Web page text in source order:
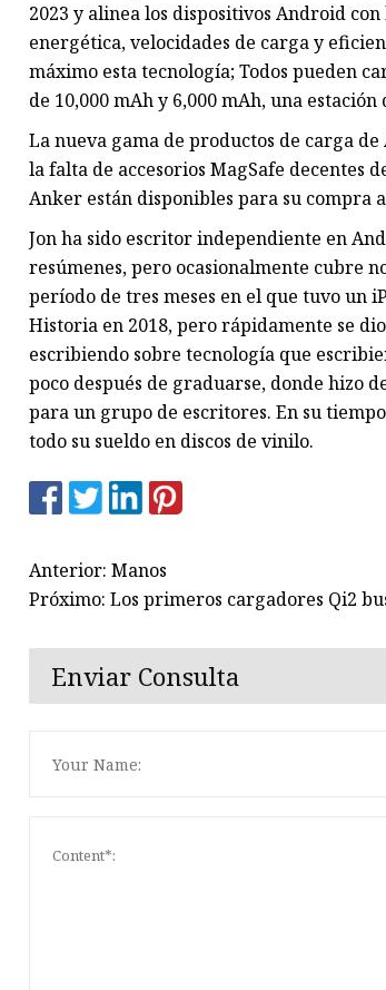
2023 y alinea los dispositivos Android
energética, velocidades de carga y
máximo esta tecnología; Todos pueden
de 10,000 mAh y 6,000 mAh, una
La nueva gama de productos de carga
la falta de accesorios MagSafe decentes
Anker están disponibles para su compra
Jon ha sido escritor independiente en
resúmenes, pero ocasionalmente cubre
período de tres meses en el que tuvo un
Historia en 2018, pero rápidamente se
escribiendo sobre tecnología que
poco después de graduarse, donde hizo
para un grupo de escritores. En su
todo su sueldo en discos de vinilo.
Anterior: Manos
Próximo: Los primeros cargadores Qi2
Enviar Consulta